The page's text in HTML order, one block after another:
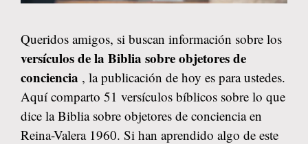
Queridos amigos, si buscan información sobre los
versículos de la Biblia sobre objetores de
conciencia , la publicación de hoy es para ustedes.
Aquí comparto 51 versículos bíblicos sobre lo que
dice la Biblia sobre objetores de conciencia en
Reina-Valera 1960. Si han aprendido algo de este